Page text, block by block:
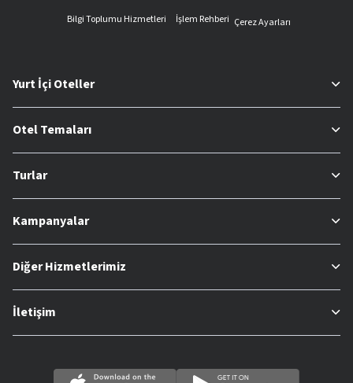
Bilgi Toplumu Hizmetleri
İşlem Rehberi Çerez Ayarları
Yurt İçi Oteller
Otel Temaları
Turlar
Kampanyalar
Diğer Hizmetlerimiz
İletişim